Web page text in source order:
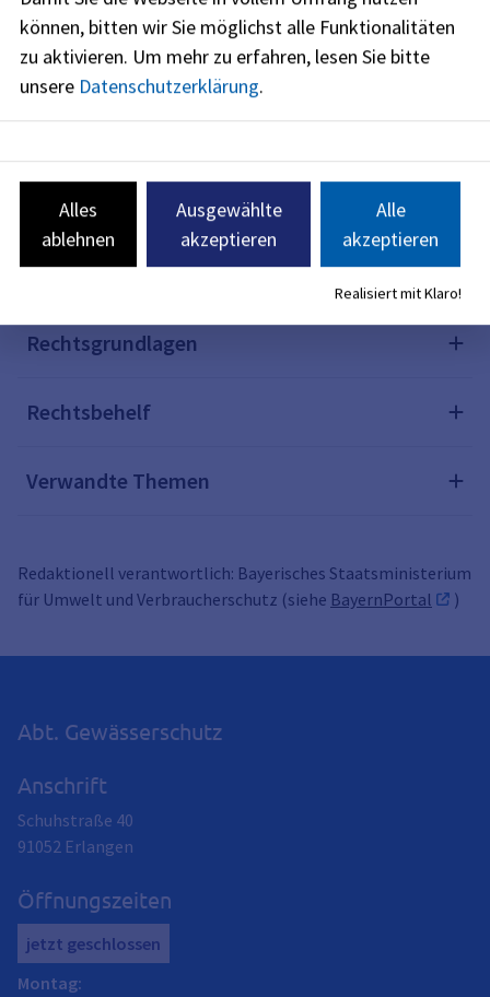
Fristen
Formulare
Kosten
Rechtsgrundlagen
Rechtsbehelf
Verwandte Themen
Redaktionell verantwortlich: Bayerisches Staatsministerium
für Umwelt und Verbraucherschutz (siehe BayernPortal )
Abt. Gewässerschutz
Anschrift
Schuhstraße 40
91052 Erlangen
Öffnungszeiten
jetzt geschlossen
Montag:
können, bitten wir Sie möglichst alle Funktionalitäten
zu aktivieren. Um mehr zu erfahren, lesen Sie bitte
unsere Datenschutzerklärung.
Alles
ablehnen
Ausgewählte
akzeptieren
Alle
akzeptieren
Realisiert mit Klaro!